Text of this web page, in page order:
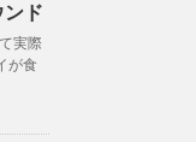
ド
実際
が食